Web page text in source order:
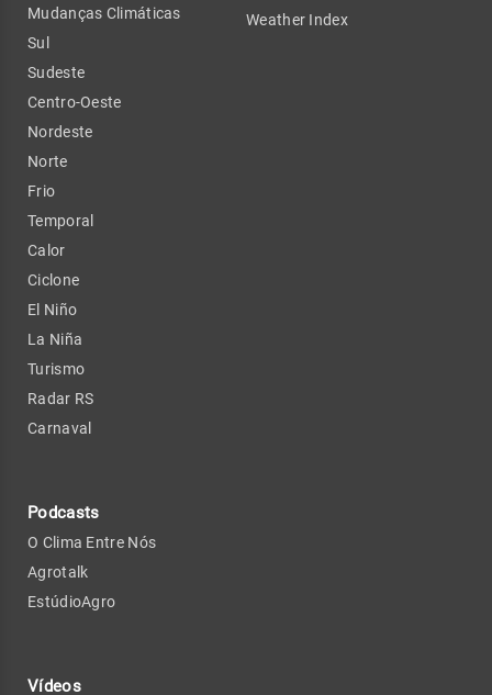
Mudanças Climáticas
Sul
Sudeste
Centro-Oeste
Nordeste
Norte
Frio
Temporal
Calor
Ciclone
El Niño
La Niña
Turismo
Radar RS
Carnaval
Podcasts
O Clima Entre Nós
Agrotalk
EstúdioAgro
Vídeos
Weather Index